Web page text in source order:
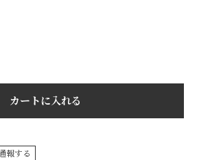
カートに入れる
報する